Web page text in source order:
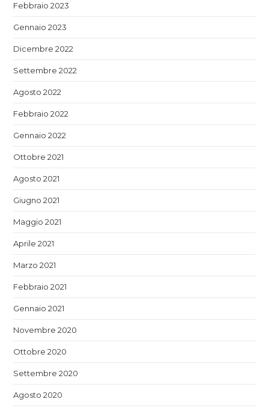
Febbraio 2023
Gennaio 2023
Dicembre 2022
Settembre 2022
Agosto 2022
Febbraio 2022
Gennaio 2022
Ottobre 2021
Agosto 2021
Giugno 2021
Maggio 2021
Aprile 2021
Marzo 2021
Febbraio 2021
Gennaio 2021
Novembre 2020
Ottobre 2020
Settembre 2020
Agosto 2020